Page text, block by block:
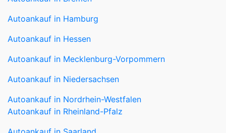
Autoankauf in Hessen
Autoankauf in Mecklenburg-Vorpommern
Autoankauf in Niedersachsen
Autoankauf in Nordrhein-Westfalen
Autoankauf in Saarland
Autoankauf in Sachsen